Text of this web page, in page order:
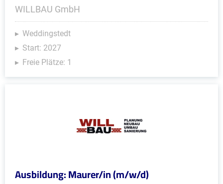
WILLBAU GmbH
Weddingstedt
Start: 2027
Freie Plätze: 1
Ausbildung: Maurer/in (m/w/d)